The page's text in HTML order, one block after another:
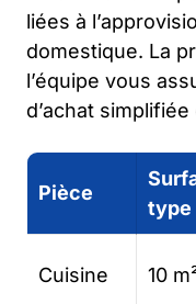
liées à
domestique. La
l’équipe vous
d’achat
Pièce
type
Cuisine 10